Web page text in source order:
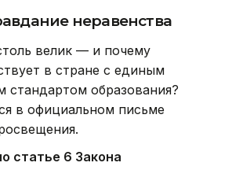
неравенства
велик — и почему
в стране с единым
стандартом образования?
в официальном письме
статье 6 Закона